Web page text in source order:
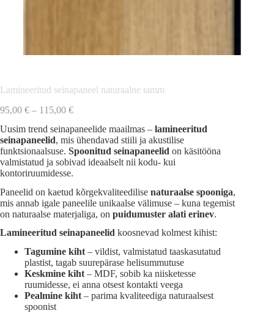
Lamineeritud seinapaneel naturaalne tamm
95,00 € – 115,00 €Hinnavahemik:
kuni
115,00 €
Uusim trend seinapaneelide maailmas – lamineeritud
seinapaneelid, mis ühendavad stiili ja akustilise
funktsionaalsuse. Spoonitud seinapaneelid on käsitööna
valmistatud ja sobivad ideaalselt nii kodu- kui
kontoriruumidesse.
Paneelid on kaetud kõrgekvaliteedilise naturaalse spooniga,
mis annab igale paneelile unikaalse välimuse – kuna tegemist
on naturaalse materjaliga, on puidumuster alati erinev.
Lamineeritud seinapaneelid koosnevad kolmest kihist:
Tagumine kiht – vildist, valmistatud taaskasutatud
plastist, tagab suurepärase helisummutuse
Keskmine kiht – MDF, sobib ka niisketesse
ruumidesse, ei anna otsest kontakti veega
Pealmine kiht – parima kvaliteediga naturaalsest
spoonist